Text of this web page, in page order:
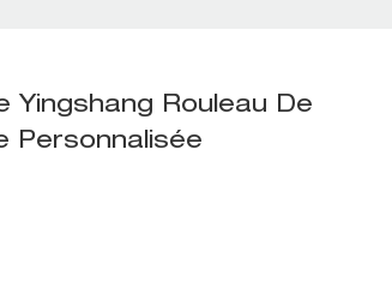
Yingshang Rouleau De
Personnalisée